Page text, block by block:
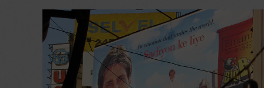
Gangsterdrama:
Deewaar
(1975,
mit
Amitabh
Bachchan,